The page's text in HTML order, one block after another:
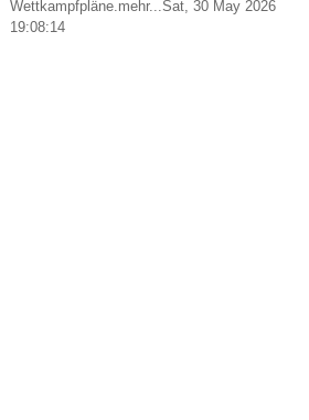
Wettkampfpläne.mehr...Sat, 30 May 2026
19:08:14